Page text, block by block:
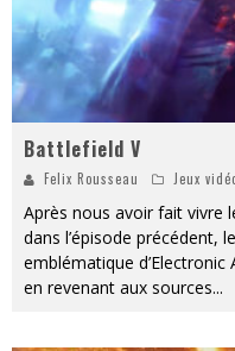
Battlefield V
Felix Rousseau Jeux
Après nous avoir fait vivre
dans l’épisode précédent,
emblématique
en revenant aux sources...